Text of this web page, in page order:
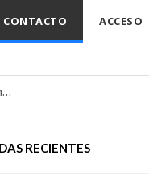
CONTACTO ACCESO
RECIENTES